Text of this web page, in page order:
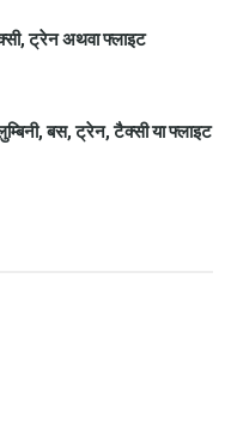
ट्रेन अथवा फ्लाइट
बस, ट्रेन, टैक्सी या फ्लाइट